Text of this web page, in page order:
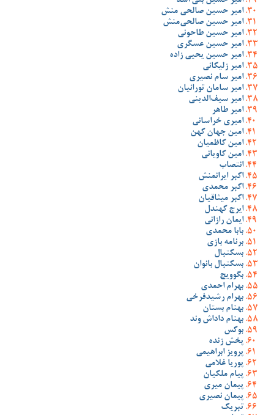
امیر حسین صالحی منش
امیر حسین صالحی‌منش
امیر حسین طاحونی
امیر حسین عسگری
امیر حسین یحیی زاده
امیر زلیکانی
امیر سام نصیری
امیر سامان تورانیان
امیر سیف‌الدینی
امیر طاهر
امیری خراسانی
امین جهان کهن
امین کاظمیان
امین کاویانی
انتصاب
اکبر ایرانمنش
اکبر محمدی
اکبر میثاقیان
ایرج کهندل
ایمان رازانی
بابا محمدی
برنامه بازی
بسکتبال
بسکتبال بانوان
بگوویچ
بهرام احمدی
بهرام رشیدفرخی
بهنام بستان
بهنام داداش وند
بوکس
پخش زنده
پرویز ابراهیمی
پوریا غلامی
پیام ملکیان
پیمان میری
پیمان نصیری
تبریک